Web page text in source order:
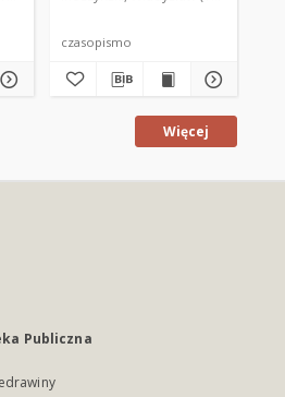
czasopismo
Więcej
Publiczna